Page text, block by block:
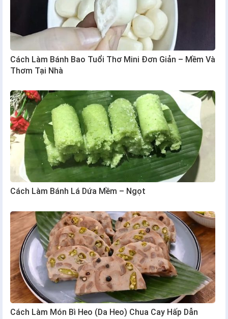
Cách Làm Bánh Bao Tuổi Thơ Mini Đơn Giản – Mềm Và
Thơm Tại Nhà
Cách Làm Bánh Lá Dứa Mềm – Ngọt
Cách Làm Món Bì Heo (Da Heo) Chua Cay Hấp Dẫn